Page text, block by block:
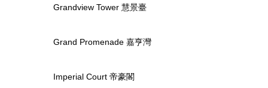
Grandview Tower 慧景臺
Grand Promenade 嘉亨灣
Imperial Court 帝豪閣